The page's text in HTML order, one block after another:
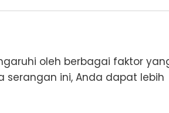
oleh berbagai faktor
ini, Anda dapat lebih